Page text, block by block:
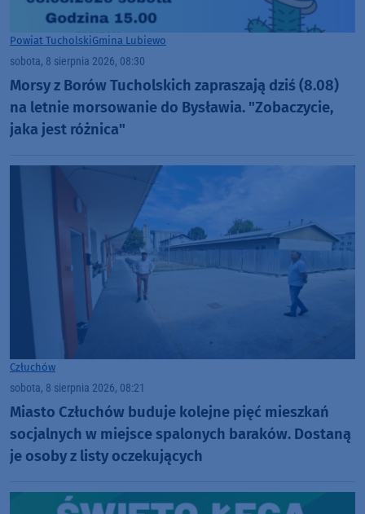
Powiat TucholskiGmina Lubiewo
sobota, 8 sierpnia 2026, 08:30
Morsy z Borów Tucholskich zapraszają dziś (8.08)
na letnie morsowanie do Bysławia. "Zobaczycie,
jaka jest różnica"
Człuchów
sobota, 8 sierpnia 2026, 08:21
Miasto Człuchów buduje kolejne pięć mieszkań
socjalnych w miejsce spalonych baraków. Dostaną
je osoby z listy oczekujących